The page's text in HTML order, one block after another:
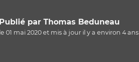
Publié par Thomas Beduneau
le 01 mai 2020 et mis à jour il y a environ 4 ans